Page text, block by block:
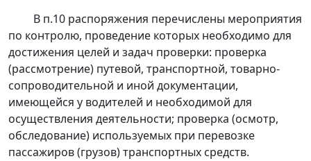
В п.10 распоряжения перечислены мероприятия
по контролю, проведение которых необходимо для
достижения целей и задач проверки: проверка
(рассмотрение) путевой, транспортной, товарно-
сопроводительной и иной документации,
имеющейся у водителей и необходимой для
осуществления деятельности; проверка (осмотр,
обследование) используемых при перевозке
пассажиров (грузов) транспортных средств.